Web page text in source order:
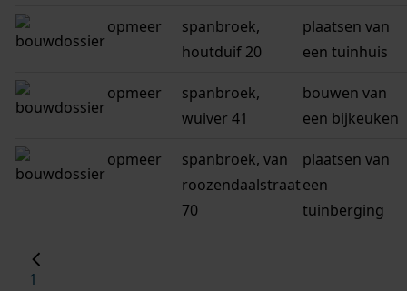
opmeer
spanbroek,
houtduif 20
plaatsen van
een tuinhuis
opmeer
spanbroek,
wuiver 41
bouwen van
een bijkeuken
opmeer
spanbroek, van
roozendaalstraat
70
plaatsen van
een
tuinberging
1